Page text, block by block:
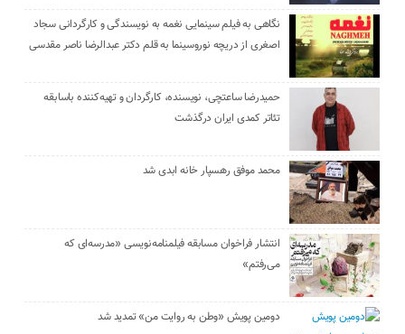
نگاهی به فیلم سینمایی نغمه به نویسندگی و کارگردانی سجاد
اصغری از دریچه نوروسینما به قلم دکتر عبدالرضا ناصر مقدسی
حمیدرضا ساعتچی، نویسنده، کارگردان و تهیه‌کننده باسابقه
تئاتر کمدی ایران درگذشت
محمد موفق رهسپار خانه ابدی شد
انتشار فراخوان مسابقه فیلمنامه‌نویسی «مدرسه‌ای که
می‌رفتم»
دومین پویش «وطن به روایت من» تمدید شد